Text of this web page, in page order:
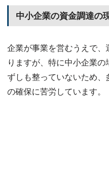
中小企業の資金調達の
企業が事業を営むうえで
りますが、特に中小企業
ずしも整っていないため
の確保に苦労しています。